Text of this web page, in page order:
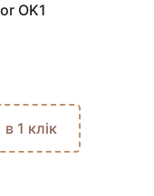
OK1
в 1 клік